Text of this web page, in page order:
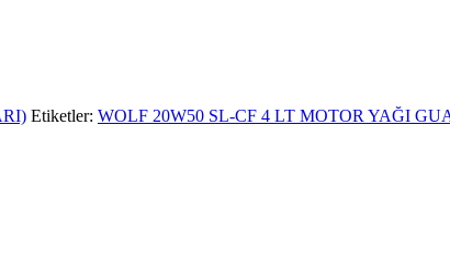
Etiketler: WOLF 20W50 SL-CF 4 LT MOTOR YAĞI